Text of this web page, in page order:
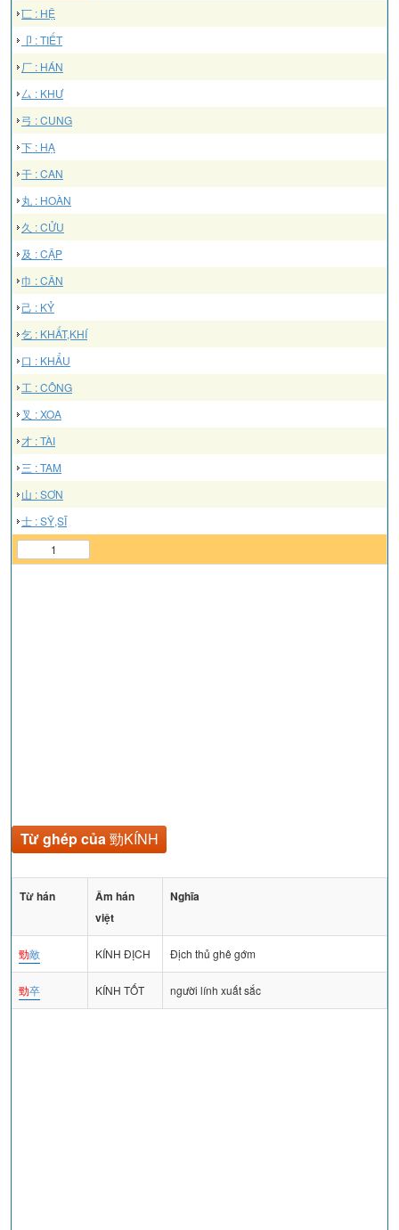
匸 : HỆ
卩 : TIẾT
厂 : HÁN
厶 : KHƯ
弓 : CUNG
下 : HẠ
干 : CAN
丸 : HOÀN
久 : CỬU
及 : CẬP
巾 : CÂN
己 : KỶ
乞 : KHẤT,KHÍ
口 : KHẨU
工 : CÔNG
叉 : XOA
才 : TÀI
三 : TAM
山 : SƠN
士 : SỸ,SĨ
1
Từ ghép của勁KÍNH
Từ hán
Âm hán
việt
Nghĩa
勁敵 KÍNH ĐỊCH Địch thủ ghê gớm
勁卒 KÍNH TỐT người lính xuất sắc